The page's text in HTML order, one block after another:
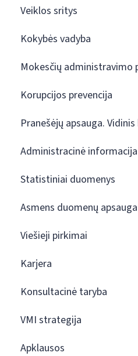
Veiklos sritys
Kokybės vadyba
Mokesčių administravimo
Korupcijos prevencija
Pranešėjų apsauga.
Administracinė informacija
Statistiniai duomenys
Asmens duomenų apsauga
Viešieji pirkimai
Karjera
Konsultacinė taryba
VMI strategija
Apklausos